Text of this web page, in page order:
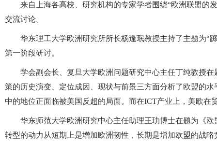
来自上海各高校、研究机构的专家学者围绕“欧洲联盟的
交流讨论。
华东理工大学欧洲研究所所长杨逢珉教授主持了主题为
第一阶段研讨。
学会副会长、复旦大学欧洲问题研究中心主任丁纯教授
策的历史演变、定位成因、现状与前景三方面分析了欧盟的
中的地位正面临被美国反超的局面。而在ICT产业上，美欧
华东师范大学欧洲研究中心主任助理王玏博士在题为《
转型的动力从短期上是增加欧洲韧性，长期是增加欧盟的战